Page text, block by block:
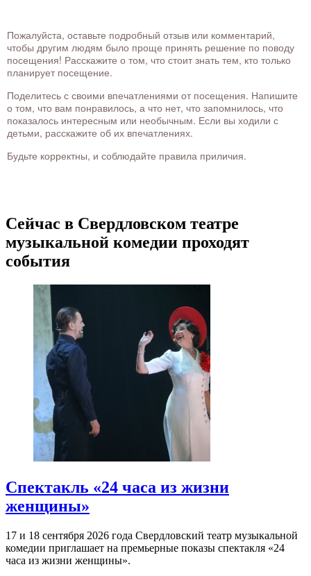
Пожалуйста, оставьте подробный отзыв или комментарий,
чтобы другим людям было проще принять решение по поводу
посещения! Расскажите о том, что стоит знать тем, кто только
планирует посещение.
Поделитесь с своими впечатлениями от посещения. Напишите
о том, что вам понравилось, а что нет, что запомнилось, что
показалось интересным или необычным. Если вы ходили с
детьми, расскажите об их впечатлениях.
Будьте корректны, и соблюдайте правила приличия.
Сейчас в Свердловском театре
музыкальной комедии проходят
события
Спектакль «24 часа из жизни
женщины»
17 и 18 сентября 2026 года Свердловский театр музыкальной
комедии приглашает на премьерные показы спектакля «24
часа из жизни женщины».